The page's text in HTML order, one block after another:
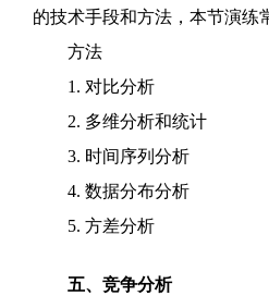
的技术手段和方法，本节演练
方法
1. 对比分析
2. 多维分析和统计
3. 时间序列分析
4. 数据分布分析
5. 方差分析
五、竞争分析